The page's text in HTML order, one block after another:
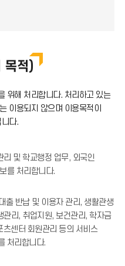
목적)
위해 처리합니다. 처리하고 있는
이용되지 않으며 이용목적이
다.
및 학교행정 업무, 외국인
를 처리합니다.
출 반납 및 이용자 관리, 생활관생
리, 취업지원, 보건관리, 학자금
센터 회원관리 등의 서비스
처리합니다.